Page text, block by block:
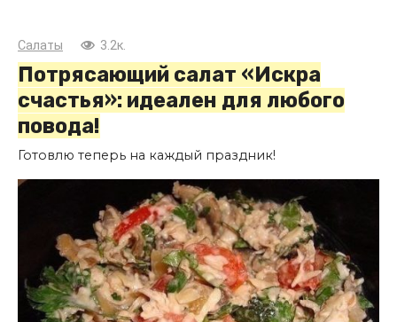
Салаты 3.2к.
Потрясающий салат «Искра
счастья»: идеален для любого
повода!
Готовлю теперь на каждый праздник!